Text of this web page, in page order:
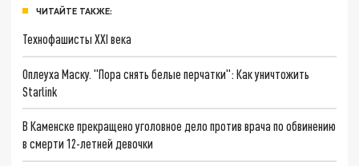
ЧИТАЙТЕ ТАКЖЕ:
Технофашисты XXI века
Оплеуха Маску. "Пора снять белые перчатки": Как уничтожить
Starlink
В Каменске прекращено уголовное дело против врача по обвинению
в смерти 12-летней девочки